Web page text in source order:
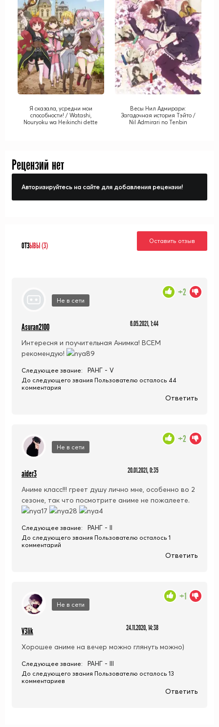
Я сказала, усредни мои
способности! / Watashi,
Nouryoku wa Heikinchi dette
Весы Нил Адмирари:
Загадочная история Тэйто /
Nil Admirari no Tenbin
Рецензий нет
Авторизируйтесь на сайте для добавления рецензии!
ОТЗЫВЫ (3)
Оставить отзыв
Не в сети
Asuran2100 6.05.2021, 1:44
Интересня и поучительная Анимка! ВСЕМ
рекомендую!
+2
Следующее звание: РАНГ - V
До следующего звания Пользователю осталось 44
комментария
Ответить
Не в сети
aider3 20.01.2021, 0:35
Аниме класс!!! греет душу лично мне, особенно во 2
сезоне, так что посмотрите аниме не пожалеете.
+2
Следующее звание: РАНГ - II
До следующего звания Пользователю осталось 1
комментарий
Ответить
Не в сети
V3lik 24.11.2020, 14:38
Хорошее аниме на вечер можно глянуть можно)
+1
Следующее звание: РАНГ - III
До следующего звания Пользователю осталось 13
комментариев
Ответить